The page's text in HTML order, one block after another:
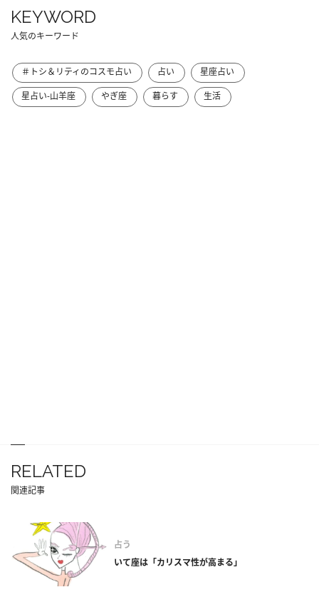
KEYWORD
人気のキーワード
＃トシ＆リティのコスモ占い 占い
星座占い
星占い-山羊座
やぎ座 暮らす 生活
RELATED
関連記事
占う
いて座は「カリスマ性が高まる」